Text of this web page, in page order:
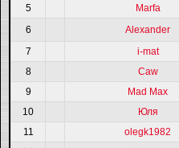
5
Marfa
6
Alexander
7
i-mat
8
Caw
9
Mad Max
10
Юля
11
olegk1982